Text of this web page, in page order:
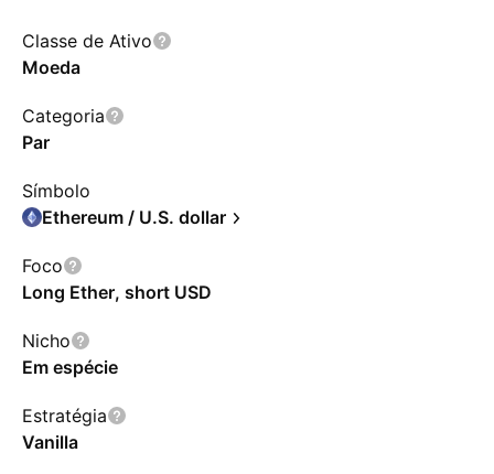
Classe de Ativo
Moeda
Categoria
Par
Símbolo
Ethereum / U.S. dollar
Foco
Long Ether, short USD
Nicho
Em espécie
Estratégia
Vanilla